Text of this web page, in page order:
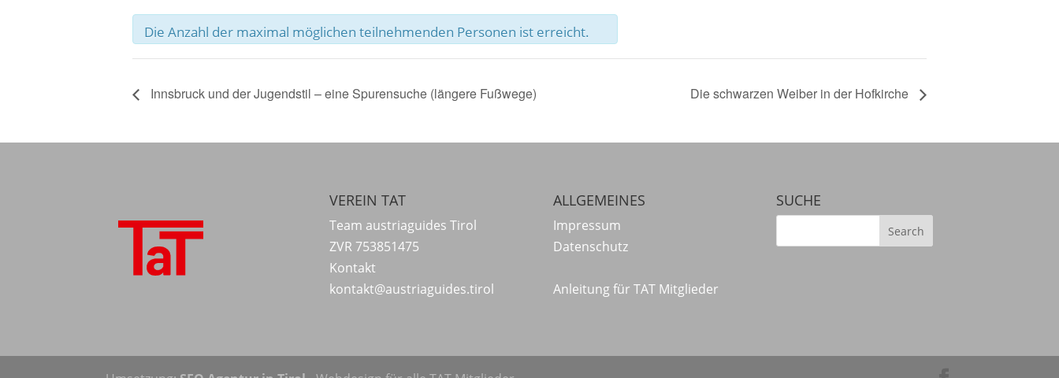
Die Anzahl der maximal möglichen teilnehmenden Personen ist erreicht.
Innsbruck und der Jugendstil – eine Spurensuche (längere Fußwege) Die schwarzen Weiber in der Hofkirche
VEREIN TAT
Team austriaguides Tirol
ZVR 753851475
Kontakt
kontakt@austriaguides.tirol
ALLGEMEINES
Impressum
Datenschutz
Anleitung für TAT Mitglieder
SUCHE